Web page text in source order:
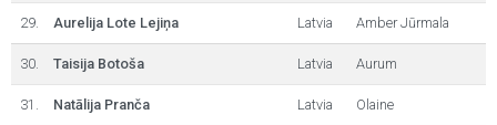
29. Aurelija Lote Lejiņa Latvia Amber Jūrmala
30. Taisija Botoša Latvia Aurum
31. Natālija Pranča Latvia Olaine